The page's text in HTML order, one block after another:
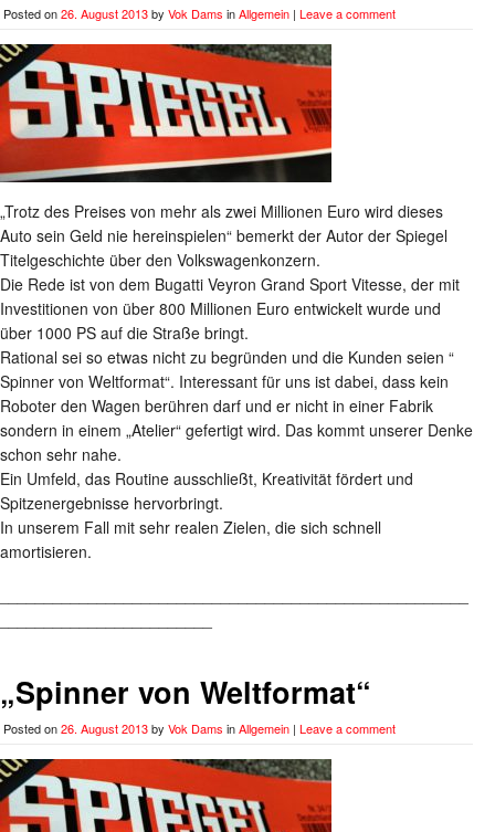
Posted on26. August 2013by Vok Dams inAllgemein | Leave a comment
„Trotz des Preises von mehr als zwei Millionen Euro wird dieses
Auto sein Geld nie hereinspielen“ bemerkt der Autor der Spiegel
Titelgeschichte über den Volkswagenkonzern.
Die Rede ist von dem Bugatti Veyron Grand Sport Vitesse, der mit
Investitionen von über 800 Millionen Euro entwickelt wurde und
über 1000 PS auf die Straße bringt.
Rational sei so etwas nicht zu begründen und die Kunden seien “
Spinner von Weltformat“. Interessant für uns ist dabei, dass kein
Roboter den Wagen berühren darf und er nicht in einer Fabrik
sondern in einem „Atelier“ gefertigt wird. Das kommt unserer Denke
schon sehr nahe.
Ein Umfeld, das Routine ausschließt, Kreativität fördert und
Spitzenergebnisse hervorbringt.
In unserem Fall mit sehr realen Zielen, die sich schnell
amortisieren.
„Spinner von Weltformat“
Posted on26. August 2013by Vok Dams inAllgemein | Leave a comment